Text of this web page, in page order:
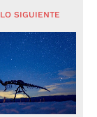
SIGUIENTE